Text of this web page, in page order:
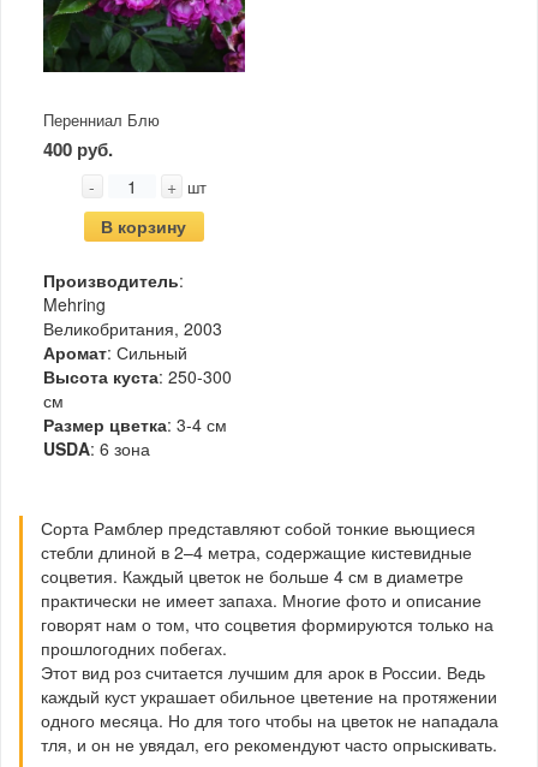
Перенниал Блю
400 руб.
- + шт
В корзину
Производитель:
Mehring
Великобритания, 2003
Аромат: Сильный
Высота куста: 250-300
см
Размер цветка: 3-4 см
USDA: 6 зона
Сорта Рамблер представляют собой тонкие вьющиеся
стебли длиной в 2–4 метра, содержащие кистевидные
соцветия. Каждый цветок не больше 4 см в диаметре
практически не имеет запаха. Многие фото и описание
говорят нам о том, что соцветия формируются только на
прошлогодних побегах.
Этот вид роз считается лучшим для арок в России. Ведь
каждый куст украшает обильное цветение на протяжении
одного месяца. Но для того чтобы на цветок не нападала
тля, и он не увядал, его рекомендуют часто опрыскивать.